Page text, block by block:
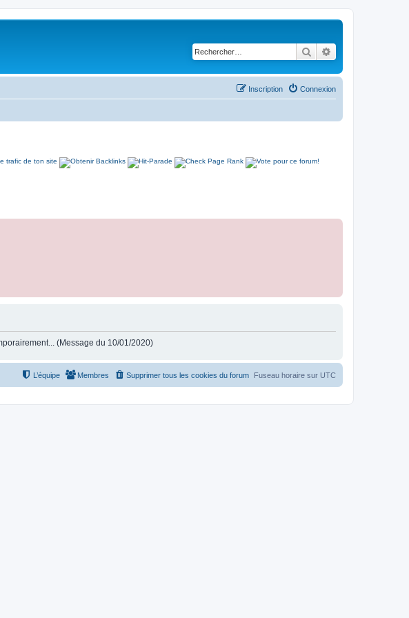
Rechercher
Connexion
Inscription
(Message du 10/01/2020)
Fuseau horaire sur UTC
Supprimer tous les cookies du forum
Membres
L’équipe